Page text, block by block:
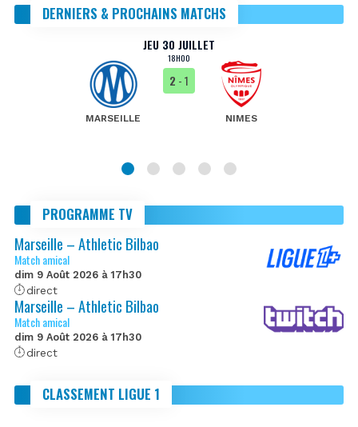
DERNIERS & PROCHAINS MATCHS
JEU 30 JUILLET
18H00
MARSEILLE
2 - 1
NIMES
PROGRAMME TV
Marseille – Athletic Bilbao
Match amical
dim 9 Août 2026 à 17h30
direct
Marseille – Athletic Bilbao
Match amical
dim 9 Août 2026 à 17h30
direct
CLASSEMENT LIGUE 1